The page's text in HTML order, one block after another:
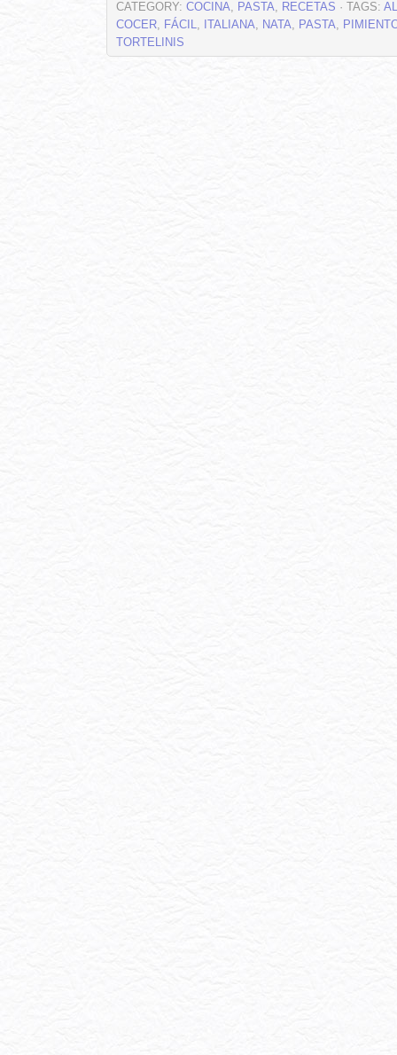
CATEGORY: COCINA, PASTA, RECETAS · TAGS:
COCER, FÁCIL, ITALIANA, NATA, PASTA,
TORTELINIS